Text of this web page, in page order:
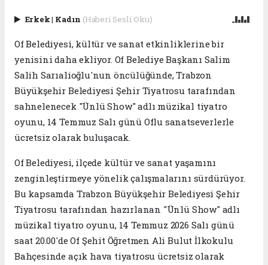
Erkek| Kadın (Haberi Sesli Oku)
Of Belediyesi, kültür ve sanat etkinliklerine bir
yenisini daha ekliyor. Of Belediye Başkanı Salim
Salih Sarıalioğlu'nun öncülüğünde, Trabzon
Büyükşehir Belediyesi Şehir Tiyatrosu tarafından
sahnelenecek "Ünlü Show" adlı müzikal tiyatro
oyunu, 14 Temmuz Salı günü Oflu sanatseverlerle
ücretsiz olarak buluşacak.
Of Belediyesi, ilçede kültür ve sanat yaşamını
zenginleştirmeye yönelik çalışmalarını sürdürüyor.
Bu kapsamda Trabzon Büyükşehir Belediyesi Şehir
Tiyatrosu tarafından hazırlanan "Ünlü Show" adlı
müzikal tiyatro oyunu, 14 Temmuz 2026 Salı günü
saat 20.00'de Of Şehit Öğretmen Ali Bulut İlkokulu
Bahçesinde açık hava tiyatrosu ücretsiz olarak